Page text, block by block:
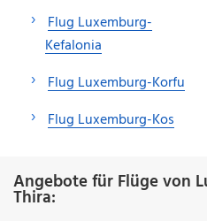
Flug Luxemburg-
Kefalonia
Flug Luxemburg-Korfu
Flug Luxemburg-Kos
Angebote für Flüge von
Thira: